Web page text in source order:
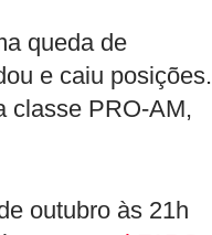
queda de
e caiu posições.
classe PRO-AM,
outubro às 21h